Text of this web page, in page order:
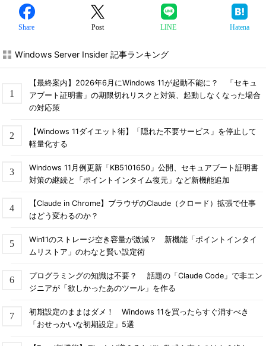
Share Post LINE Hatena
Windows Server Insider 記事ランキング
【最終案内】2026年6月にWindows 11が起動不能に？ 「セキュ
アブート証明書」の期限切れリスクと対策、起動しなくなった場合
の対応策
【Windows 11ダイエット術】「隠れた不要サービス」を停止して
軽量化する
Windows 11月例更新「KB5101650」公開、セキュアブート証明書
対策の継続と「ポイントインタイム復元」など新機能追加
【Claude in Chrome】ブラウザのClaude（クロード）拡張で仕事
はどう変わるのか？
Win11のストレージ空き容量が激減？ 新機能「ポイントインタイ
ムリストア」のわなと賢い設定術
プログラミングの知識は不要？ 話題の「Claude Code」で非エン
ジニアが「欲しかったあのツール」を作る
初期設定のままはダメ！ Windows 11を買ったらすぐ消すべき
「おせっかいな初期設定」5選